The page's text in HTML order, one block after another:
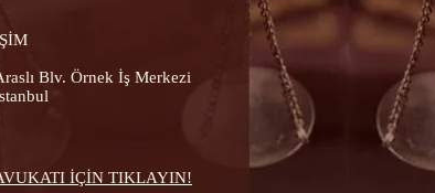
Blv. Örnek İş Merkezi
İÇİN TIKLAYIN!